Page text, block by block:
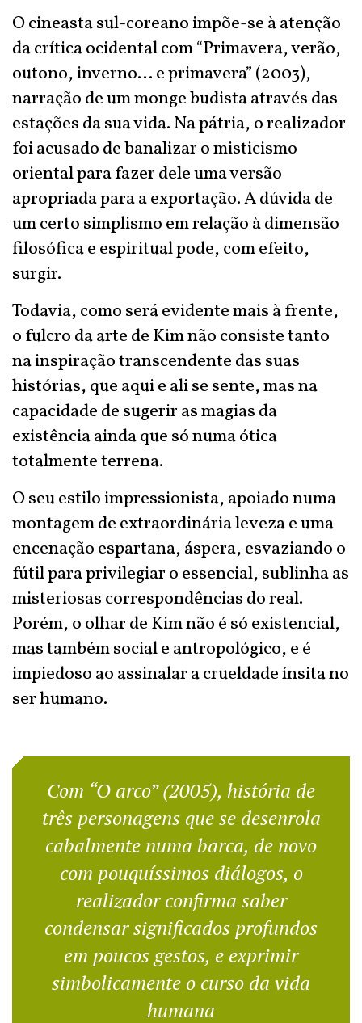
O cineasta sul-coreano impõe-se à atenção
da crítica ocidental com “Primavera, verão,
outono, inverno… e primavera” (2003),
narração de um monge budista através das
estações da sua vida. Na pátria, o realizador
foi acusado de banalizar o misticismo
oriental para fazer dele uma versão
apropriada para a exportação. A dúvida de
um certo simplismo em relação à dimensão
filosófica e espiritual pode, com efeito,
surgir.
Todavia, como será evidente mais à frente,
o fulcro da arte de Kim não consiste tanto
na inspiração transcendente das suas
histórias, que aqui e ali se sente, mas na
capacidade de sugerir as magias da
existência ainda que só numa ótica
totalmente terrena.
O seu estilo impressionista, apoiado numa
montagem de extraordinária leveza e uma
encenação espartana, áspera, esvaziando o
fútil para privilegiar o essencial, sublinha as
misteriosas correspondências do real.
Porém, o olhar de Kim não é só existencial,
mas também social e antropológico, e é
impiedoso ao assinalar a crueldade ínsita no
ser humano.
Com “O arco” (2005), história de
três personagens que se desenrola
cabalmente numa barca, de novo
com pouquíssimos diálogos, o
realizador confirma saber
condensar significados profundos
em poucos gestos, e exprimir
simbolicamente o curso da vida
humana